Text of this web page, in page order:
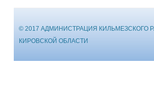
© 2017 АДМИНИСТРАЦИЯ КИЛЬМЕЗСКОГО
КИРОВСКОЙ ОБЛАСТИ